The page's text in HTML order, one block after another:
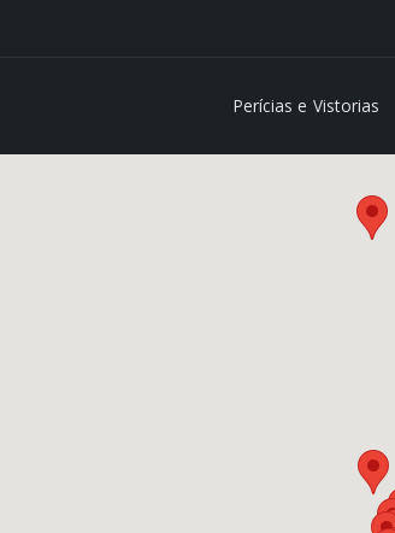
Perícias e Vistorias